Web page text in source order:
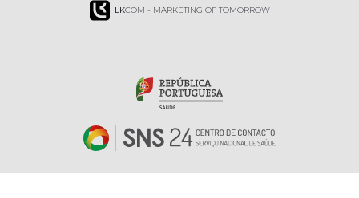
LKCOM - MARKETING OF TOMORROW